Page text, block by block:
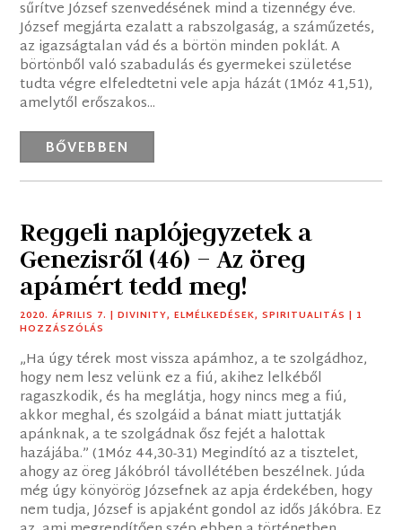
sűrítve József szenvedésének mind a tizennégy éve.
József megjárta ezalatt a rabszolgaság, a száműzetés,
az igazságtalan vád és a börtön minden poklát. A
börtönből való szabadulás és gyermekei születése
tudta végre elfeledtetni vele apja házát (1Móz 41,51),
amelytől erőszakos...
BŐVEBBEN
Reggeli naplójegyzetek a
Genezisről (46) – Az öreg
apámért tedd meg!
2020. ÁPRILIS 7. |DIVINITY,ELMÉLKEDÉSEK,SPIRITUALITÁS | 1
HOZZÁSZÓLÁS
„Ha úgy térek most vissza apámhoz, a te szolgádhoz,
hogy nem lesz velünk ez a fiú, akihez lelkéből
ragaszkodik, és ha meglátja, hogy nincs meg a fiú,
akkor meghal, és szolgáid a bánat miatt juttatják
apánknak, a te szolgádnak ősz fejét a halottak
hazájába.” (1Móz 44,30-31) Megindító az a tisztelet,
ahogy az öreg Jákóbról távollétében beszélnek. Júda
még úgy könyörög Józsefnek az apja érdekében, hogy
nem tudja, József is apjaként gondol az idős Jákóbra. Ez